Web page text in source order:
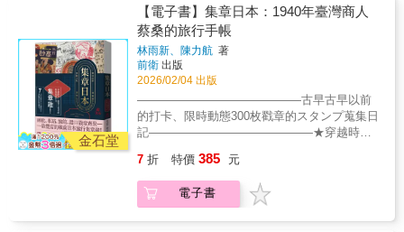
不代表我們自然理解印度。舒爾茨帶讀者進入
的，正是縮圖之外的印度田野：那裡有社會裂
縫的影，也有強權崛起的光。──黃宗鼎（國防
安全研究院副研究員）當世界逐漸將目光轉向
印太區域時，理解印度，已成為認識當代國際
局勢的重要課題。《印度崛起》透過扎實的田
野觀察與國際視野，細緻分析印度的社會結
構、外交戰略與地緣政治處境，也揭示其如何
在全球供應鏈重組中迅速崛起。我曾在印度旅
居與學習十二年，深知印度並非僅是一個國
歷史張力的複雜世界。本書有助於華文讀者建
立更立體而真實的印度理解，亦能重新思考亞
洲未來與世界局勢的變化。──釋覺明 （ 南華
重建與朝鮮王朝的關係。兩國通過「朝鮮通信
使」重建外交關係，並摸索著確立兩國的對等
外交，從而開啟兩百餘年的和平。作者細緻地
描繪了當時日本人對於通信使一行所展現出
的，既有對於異國文化的好奇與憧憬，也潛藏
著基於「神功皇后征韓」等古老傳說而來的優
越感。這種看似矛盾的心態，在當時的繪畫、
文學作品中均有體現。在「元祿竹島事件」
中，日朝雙方就鬱陵島（當時日本稱為「竹
島」）漁業權的紛爭，產生對海島歸屬的不同
鳥取藩的認知差異。除反映出幕府最終雖為維
持與朝鮮的穩定關係，下達渡航禁令，然而隨
著現在主權國家對領土的重視，隱伏已久的日
金石堂
【電子書】集章日本：1940年臺灣商人
蔡桑的旅行手帳
林雨新、陳力航 著
前衛 出版
2026/02/04 出版
——————————————古早古早以前
的打卡、限時動態300枚戳章的スタンプ蒐集日
記——————————————★穿越時
★七公尺長的スタンプ手帳，重回戰前的摩登
時代！★神社、車站、旅館、港口戳章齊聚──
最豐富的戰前日本旅行集章錄！門司 博多 雲仙
7 折 特價 385 元
電子書